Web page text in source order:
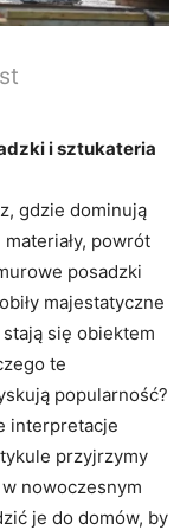
i sztukateria
gdzie dominują
powrót
posadzki
majestatyczne
się obiektem
te
popularność?
interpretacje
przyjrzymy
nowoczesnym
je do domów, by